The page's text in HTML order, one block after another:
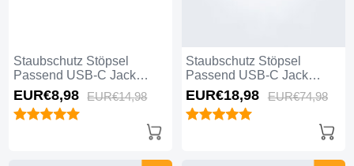
Staubschutz Stöpsel
Passend USB-C Jack
Type-C Universal H12 für
Apple iPhone 16 Blau
EUR€8,98 EUR€14,98
Staubschutz Stöpsel
Passend USB-C Jack
Type-C Universal 5PCS
H01 für Apple iPhone 16
Weiß
EUR€18,98 EUR€74,98